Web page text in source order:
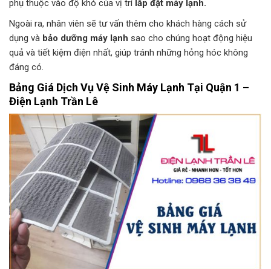
phụ thuộc vào độ khó của vị trí lắp đặt máy lạnh.
Ngoài ra, nhân viên sẽ tư vấn thêm cho khách hàng cách sử
dụng và bảo dưỡng máy lạnh sao cho chúng hoạt động hiệu
quả và tiết kiệm điện nhất, giúp tránh những hỏng hóc không
đáng có.
Bảng Giá Dịch Vụ Vệ Sinh Máy Lạnh Tại Quận 1 –
Điện Lạnh Trần Lê